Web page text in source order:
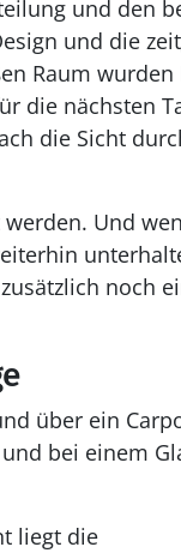
und den
und die
Raum wurden
die nächsten
die Sicht
Und
noch
über ein
bei einem
liegt die